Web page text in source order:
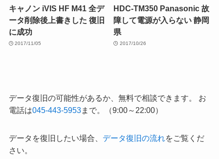
キャノン iVIS HF M41 全デ
ータ削除後上書きした 復旧
に成功
2017/11/05
HDC-TM350 Panasonic 故
障して電源が入らない 静岡
県
2017/10/26
データ復旧の可能性があるか、無料で相談できます。 お
電話は045-443-5953まで。（9:00～22:00）
データを復旧したい場合、 データ復旧の流れをご覧くだ
さい。